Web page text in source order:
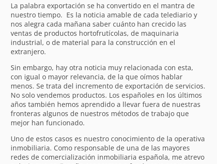
La palabra exportación se ha convertido en el mantra de
nuestro tiempo. Es la noticia amable de cada telediario y
nos alegra cada mañana saber cuánto han crecido las
ventas de productos hortofrutícolas, de maquinaria
industrial, o de material para la construcción en el
extranjero.
Sin embargo, hay otra noticia muy relacionada con esta,
con igual o mayor relevancia, de la que oímos hablar
menos. Se trata del incremento de exportación de servicios.
No solo vendemos productos. Los españoles en los últimos
años también hemos aprendido a llevar fuera de nuestras
fronteras algunos de nuestros métodos de trabajo que
mejor han funcionado.
Uno de estos casos es nuestro conocimiento de la operativa
inmobiliaria. Como responsable de una de las mayores
redes de comercialización inmobiliaria española, me atrevo